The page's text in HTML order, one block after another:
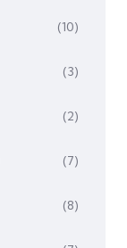
(10)
(3)
(2)
(7)
(8)